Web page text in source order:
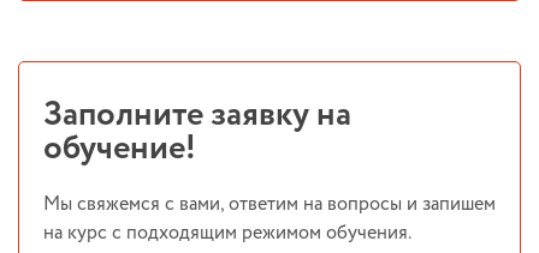
Заполните заявку на
обучение!
Мы свяжемся с вами, ответим на вопросы и запишем
на курс с подходящим режимом обучения.